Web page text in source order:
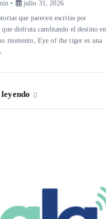
julio 31, 2026
que parecen escritas por
que disfruta cambiando el destino en
momento, Eye of the tiger es una
leyendo